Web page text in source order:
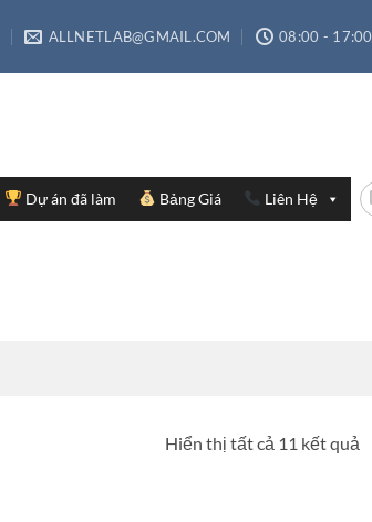
ALLNETLAB@GMAIL.COM 08:00 - 17:00
Dự án đã làm Bảng Giá Liên Hệ
Hiển thị tất cả 11 kết quả